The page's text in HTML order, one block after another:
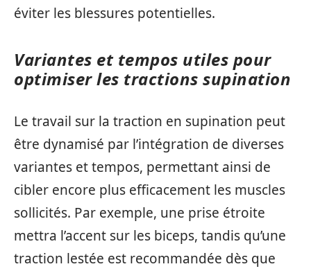
éviter les blessures potentielles.
Variantes et tempos utiles pour
optimiser les tractions supination
Le travail sur la traction en supination peut
être dynamisé par l’intégration de diverses
variantes et tempos, permettant ainsi de
cibler encore plus efficacement les muscles
sollicités. Par exemple, une prise étroite
mettra l’accent sur les biceps, tandis qu’une
traction lestée est recommandée dès que